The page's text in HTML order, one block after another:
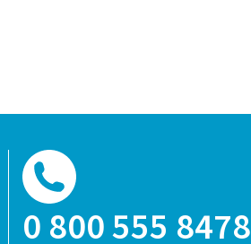
0 800 555 8478